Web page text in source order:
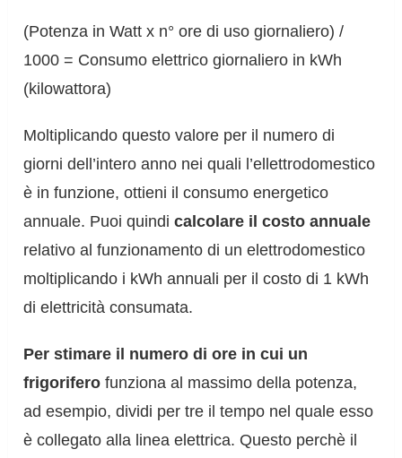
(Potenza in Watt x n° ore di uso giornaliero) /
1000 = Consumo elettrico giornaliero in kWh
(kilowattora)
Moltiplicando questo valore per il numero di
giorni dell’intero anno nei quali l’ellettrodomestico
è in funzione, ottieni il consumo energetico
annuale. Puoi quindicalcolare il costo annuale
relativo al funzionamento di un elettrodomestico
moltiplicando i kWh annuali per il costo di 1 kWh
di elettricità consumata.
Per stimare il numero di ore in cui un
frigorifero funziona al massimo della potenza,
ad esempio, dividi per tre il tempo nel quale esso
è collegato alla linea elettrica. Questo perchè il